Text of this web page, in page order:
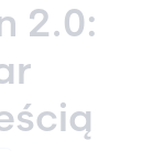
2.0: